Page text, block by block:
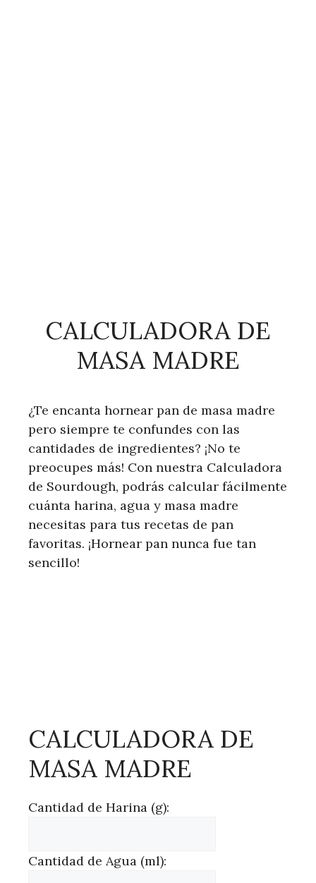
CALCULADORA DE
MASA MADRE
¿Te encanta hornear pan de masa madre
pero siempre te confundes con las
cantidades de ingredientes? ¡No te
preocupes más! Con nuestra Calculadora
de Sourdough, podrás calcular fácilmente
cuánta harina, agua y masa madre
necesitas para tus recetas de pan
favoritas. ¡Hornear pan nunca fue tan
sencillo!
CALCULADORA DE
MASA MADRE
Cantidad de Harina (g):
Cantidad de Agua (ml):